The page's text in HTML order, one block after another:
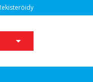
Avaa ostoskori